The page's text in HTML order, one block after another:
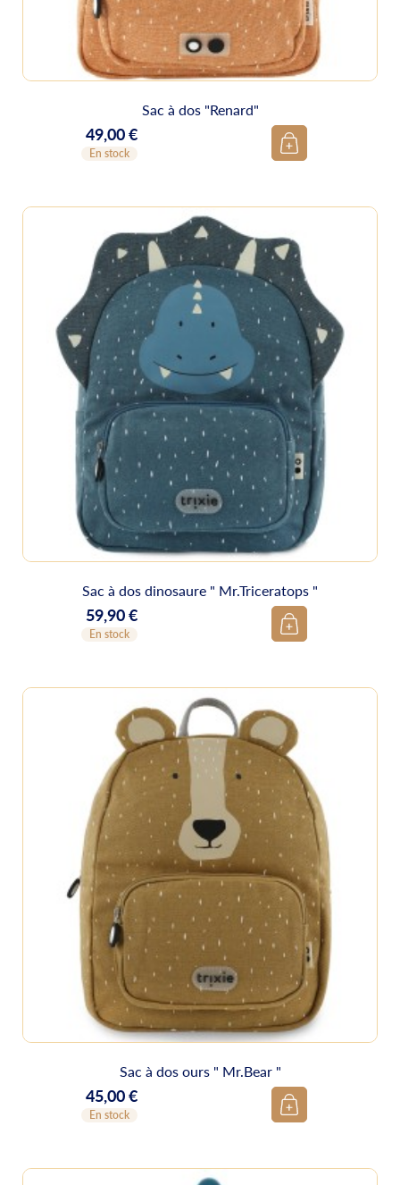
Sac à dos "Renard"
Prix
49,00 €
En stock
Sac à dos dinosaure " Mr.Triceratops "
Prix
59,90 €
En stock
Sac à dos ours " Mr.Bear "
Prix
45,00 €
En stock